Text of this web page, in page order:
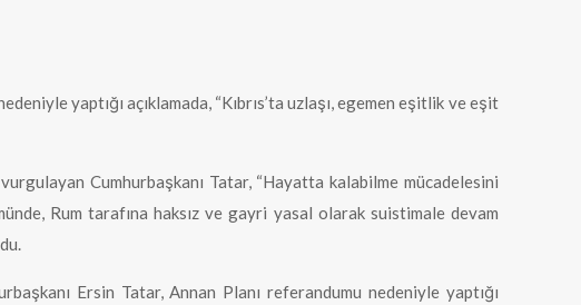
yaptığı açıklamada, “Kıbrıs’ta uzlaşı, egemen eşitlik ve eşit
Cumhurbaşkanı Tatar, “Hayatta kalabilme mücadelesini
Rum tarafına haksız ve gayri yasal olarak suistimale devam
Ersin Tatar, Annan Planı referandumu nedeniyle yaptığı